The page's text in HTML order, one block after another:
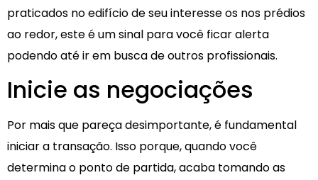
praticados no edifício de seu interesse os nos prédios
ao redor, este é um sinal para você ficar alerta
podendo até ir em busca de outros profissionais.
Inicie as negociações
Por mais que pareça desimportante, é fundamental
iniciar a transação. Isso porque, quando você
determina o ponto de partida, acaba tomando as